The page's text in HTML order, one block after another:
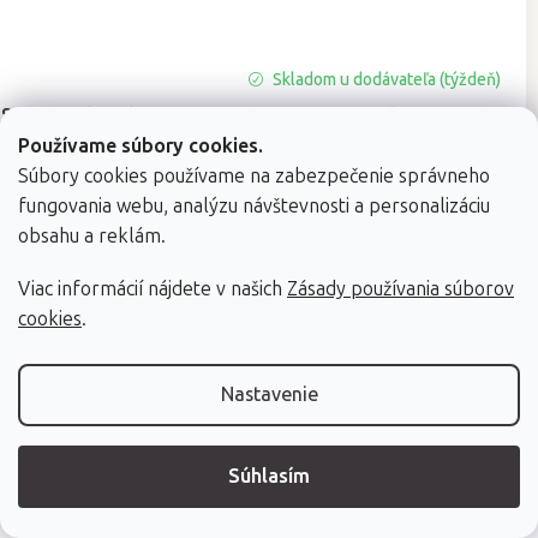
Používame súbory cookies.
Súbory cookies používame na zabezpečenie správneho
fungovania webu, analýzu návštevnosti a personalizáciu
obsahu a reklám.
Viac informácií nájdete v našich Zásady používania súborov
cookies.
Nastavenie
Súhlasím
Sada podložiek pre tehotné ženy Bodhi Welltouch
Support
2 farby
Skladom u dodávateľa (týždeň)
Mohlo by Vás zaujímať